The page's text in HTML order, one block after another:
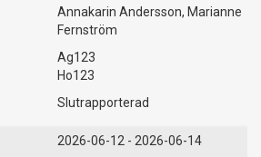
Annakarin Andersson, Marianne
Fernström
Ag123
Ho123
Slutrapporterad
2026-06-12 - 2026-06-14